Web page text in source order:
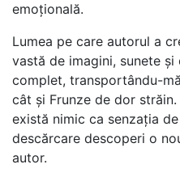
emoțională.
Lumea pe care autorul a
vastă de imagini, sunete
complet, transportându-
cât și Frunze de dor
există nimic ca senzația
descărcare descoperi o
autor.